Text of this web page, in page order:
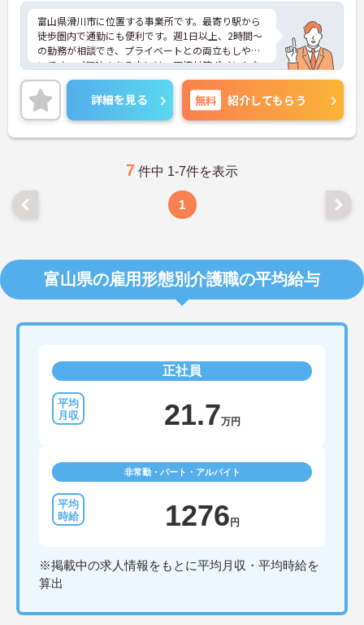
期待できます。
・日々の努力が目に見える形で還元されるため、高
いモチベーションを維持しながらやりがいを持って
働けます。
【個性を活かしながら、自分らしいスタイルで働け
ます】
・髪色やネイル、ヒゲなどが原則自由となってお
り、ご自身の価値観や清潔感を大切にしながら自分
らしく働ける環境です。
富山県滑川市に位置する事業所です。最寄り駅から
徒歩圏内で通勤にも便利です。週1日以上、2時間～
の勤務が相談でき、プライベートとの両立もしやす
いです。ご興味のある方には、面接対策ポイントな
ど、さらに詳細をお話しいたしますのでお気軽にご
相談ください！詳細を見る 無料 紹介してもらう
7 件中 1-7件を表示
1
富山県の雇用形態別介護職の平均給与
正社員
21.7万円
非常勤・パート・アルバイト
1276 円
※掲載中の求人情報をもとに平均月収・平均時給を
算出